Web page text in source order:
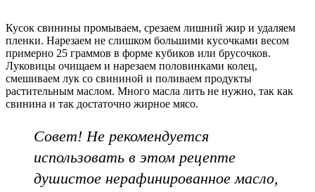
Кусок свинины промываем, срезаем лишний жир и удаляем
пленки. Нарезаем не слишком большими кусочками весом
примерно 25 граммов в форме кубиков или брусочков.
Луковицы очищаем и нарезаем половинками колец,
смешиваем лук со свининой и поливаем продукты
растительным маслом. Много масла лить не нужно, так как
свинина и так достаточно жирное мясо.
Совет! Не рекомендуется
использовать в этом рецепте
душистое нерафинированное масло,